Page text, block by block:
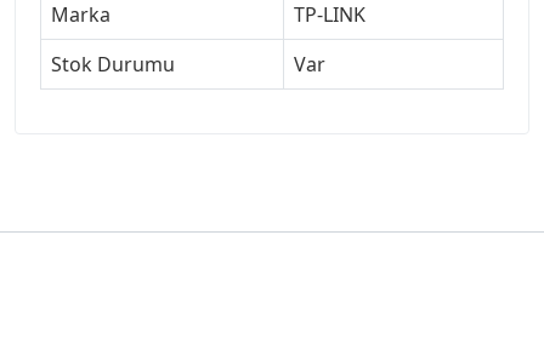
Marka
TP-LINK
Stok Durumu
Var